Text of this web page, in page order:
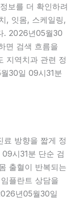
보를 더 확인하려
, 잇몸, 스케일링,
. 2026년05월30
면 검색 흐름을
지역치과 관련 정
30일 09시31분
료 방향을 짧게 정
시31분 단순 검
출혈이 반복되는
플란트 상담을
년05월30일